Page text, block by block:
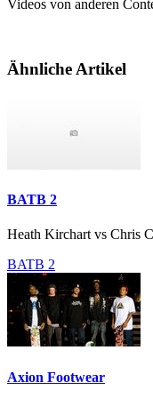
Videos von anderen
Ähnliche Artikel
BATB 2
Heath Kirchart vs Chris
BATB 2
Axion Footwear